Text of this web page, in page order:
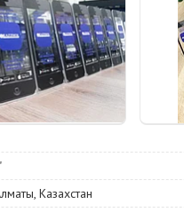
Казахстан